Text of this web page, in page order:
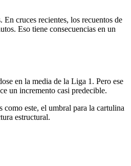
cruces recientes, los recuentos de
Eso tiene consecuencias en un
en la media de la Liga 1. Pero ese
un incremento casi predecible.
como este, el umbral para la cartulina
estructural.